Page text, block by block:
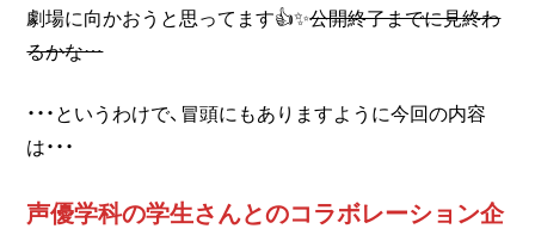
劇場に向かおうと思ってます👍✨公開終了までに見終わ
るかな…
・・・というわけで、冒頭にもありますように今回の内容
は・・・
声優学科の学生さんとのコラボレーション企